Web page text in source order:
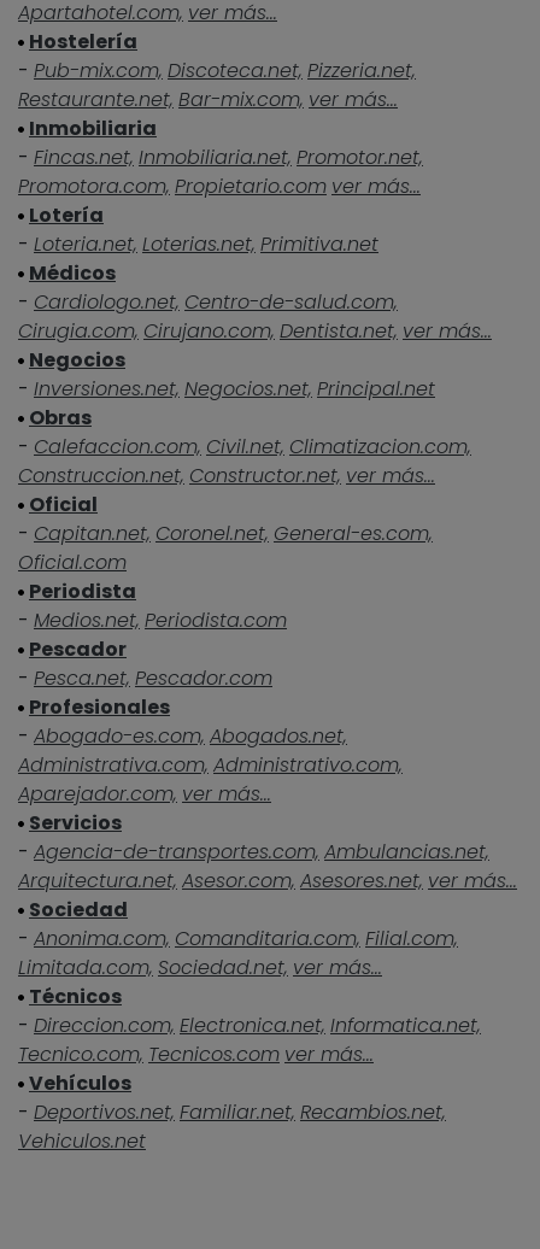
Apartahotel.com, ver más...
Hostelería
- Pub-mix.com, Discoteca.net, Pizzeria.net,
Restaurante.net, Bar-mix.com, ver más...
Inmobiliaria
- Fincas.net, Inmobiliaria.net, Promotor.net,
Promotora.com, Propietario.com ver más...
Lotería
- Loteria.net, Loterias.net, Primitiva.net
Médicos
- Cardiologo.net, Centro-de-salud.com,
Cirugia.com, Cirujano.com, Dentista.net, ver más...
Negocios
- Inversiones.net, Negocios.net, Principal.net
Obras
- Calefaccion.com, Civil.net, Climatizacion.com,
Construccion.net, Constructor.net, ver más...
Oficial
- Capitan.net, Coronel.net, General-es.com,
Oficial.com
Periodista
- Medios.net, Periodista.com
Pescador
- Pesca.net, Pescador.com
Profesionales
- Abogado-es.com, Abogados.net,
Administrativa.com, Administrativo.com,
Aparejador.com, ver más...
Servicios
- Agencia-de-transportes.com, Ambulancias.net,
Arquitectura.net, Asesor.com, Asesores.net, ver más...
Sociedad
- Anonima.com, Comanditaria.com, Filial.com,
Limitada.com, Sociedad.net, ver más...
Técnicos
- Direccion.com, Electronica.net, Informatica.net,
Tecnico.com, Tecnicos.com ver más...
Vehículos
- Deportivos.net, Familiar.net, Recambios.net,
Vehiculos.net